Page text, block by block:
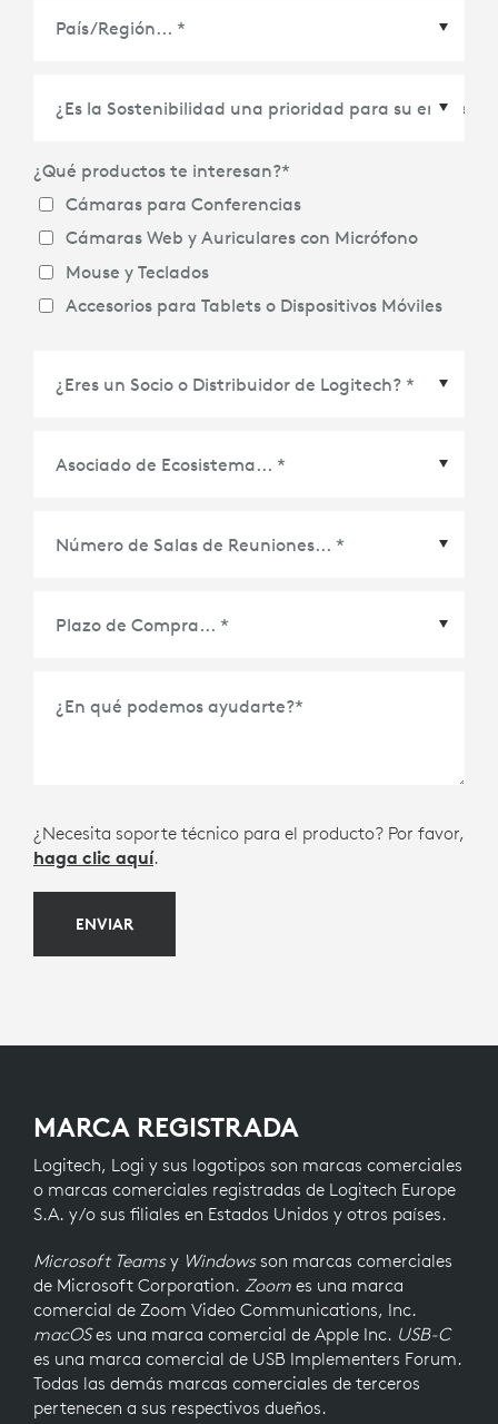
¿Qué productos te interesan?*
Cámaras para Conferencias
Cámaras Web y Auriculares con Micrófono
Mouse y Teclados
Accesorios para Tablets o Dispositivos Móviles
Asociado de Ecosistema
¿En qué podemos ayudarte?*
¿Necesita soporte técnico para el producto? Por favor,
haga clic aquí.
ENVIAR
MARCA REGISTRADA
Logitech, Logi y sus logotipos son marcas comerciales
o marcas comerciales registradas de Logitech Europe
S.A. y/o sus filiales en Estados Unidos y otros países.
Microsoft Teamsy Windowsson marcas comerciales
de Microsoft Corporation. Zoom es una marca
comercial de Zoom Video Communications, Inc.
macOSes una marca comercial de Apple Inc. USB-C
es una marca comercial de USB Implementers Forum.
Todas las demás marcas comerciales de terceros
pertenecen a sus respectivos dueños.